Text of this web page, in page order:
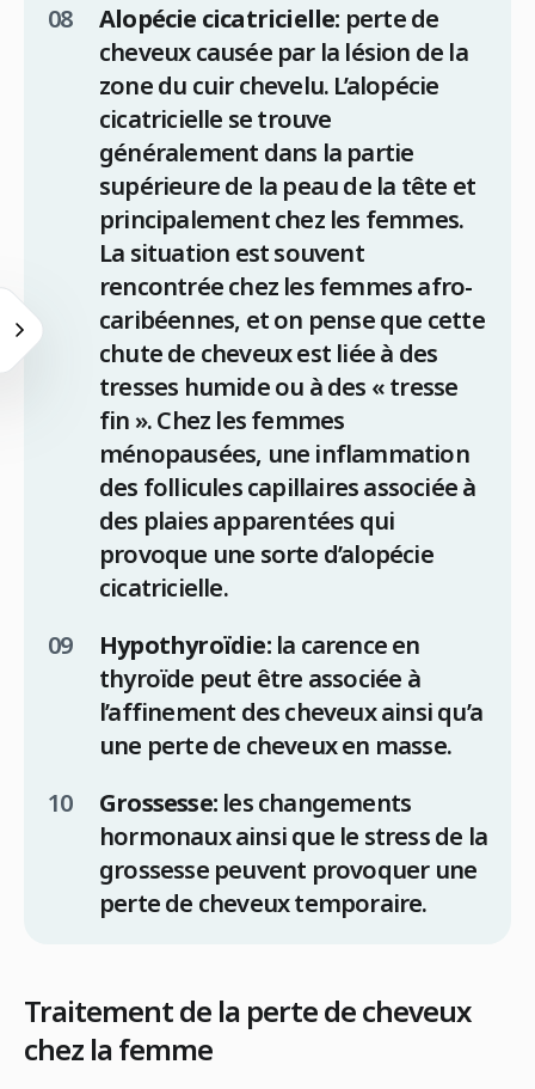
Alopécie cicatricielle: perte de
cheveux causée par la lésion de la
zone du cuir chevelu. L’alopécie
cicatricielle se trouve
généralement dans la partie
supérieure de la peau de la tête et
principalement chez les femmes.
La situation est souvent
rencontrée chez les femmes afro-
caribéennes, et on pense que cette
chute de cheveux est liée à des
tresses humide ou à des « tresse
fin ». Chez les femmes
ménopausées, une inflammation
des follicules capillaires associée à
des plaies apparentées qui
provoque une sorte d’alopécie
cicatricielle.
Hypothyroïdie:la carence en
thyroïde peut être associée à
l’affinement des cheveux ainsi qu’a
une perte de cheveux en masse.
Grossesse: les changements
hormonaux ainsi que le stress de la
grossesse peuvent provoquer une
perte de cheveux temporaire.
Traitement de la perte de cheveux
chez la femme